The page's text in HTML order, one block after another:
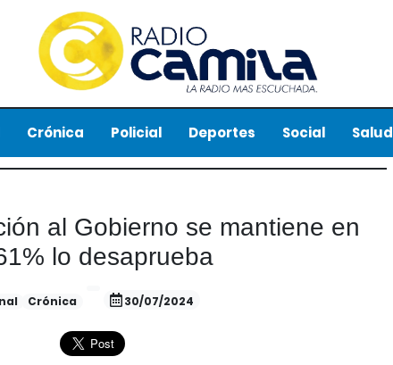
Crónica Policial Deportes Social Salud
al Gobierno se mantiene en
lo desaprueba
Crónica 30/07/2024